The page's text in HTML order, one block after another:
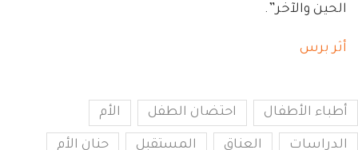
الحين والآخر”.
أثر برس
أطباء الأطفال احتضان الطفل الأم
الدراسات العناق المستقبل حنان الأم